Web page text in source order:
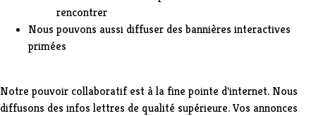
rencontrer
Nous pouvons aussi diffuser des bannières interactives
primées
Notre pouvoir collaboratif est à la fine pointe d'internet. Nous
diffusons des infos lettres de qualité supérieure. Vos annonces